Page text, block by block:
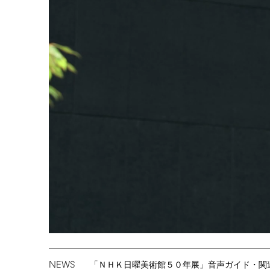
NEWS 「ＮＨＫ日曜美術館５０年展」音声ガイド・